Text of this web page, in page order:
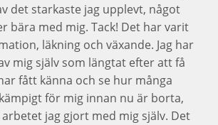
det starkaste jag upplevt, något
bära med mig. Tack! Det har varit
läkning och växande. Jag har
mig själv som längtat efter att få
fått känna och se hur många
för mig innan nu är borta,
jag gjort med mig själv. Det